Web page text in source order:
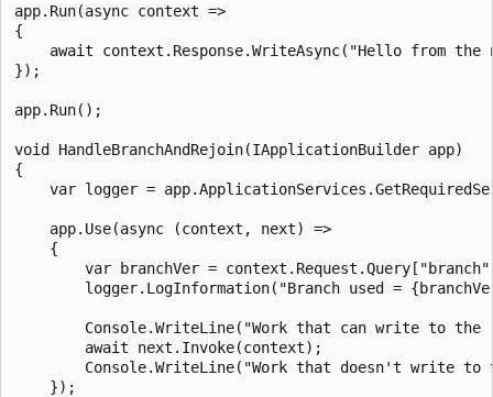
app.Run(async context =>
{
await context.Response.WriteAsync("Hello from the
});
app.Run();
void HandleBranchAndRejoin(IApplicationBuilder app)
{
var logger =
    app.Use(async (context, next) =>
    {
var branchVer =
logger.LogInformation("Branch used =
Console.WriteLine("Work that can write to the
        await next.Invoke(context);
Console.WriteLine("Work that doesn't write to
    });